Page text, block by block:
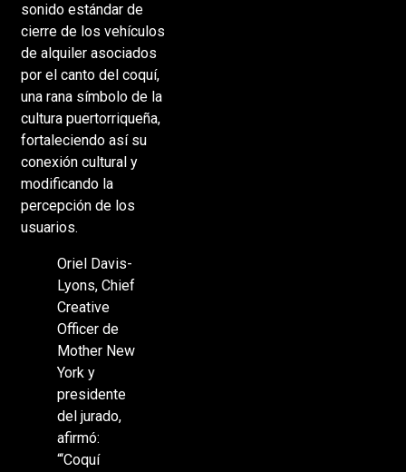
sonido estándar de
cierre de los vehículos
de alquiler asociados
por el canto del coquí,
una rana símbolo de la
cultura puertorriqueña,
fortaleciendo así su
conexión cultural y
modificando la
percepción de los
usuarios.
Oriel Davis-
Lyons, Chief
Creative
Officer de
Mother New
York y
presidente
del jurado,
afirmó:
“‘Coquí